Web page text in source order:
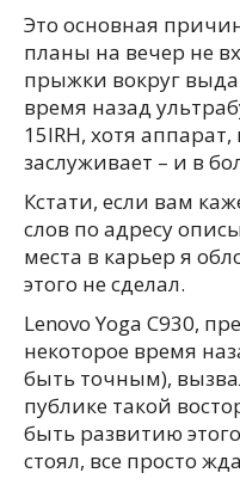
Это основная
планы на вечер не
прыжки вокруг
время назад
15IRH, хотя
заслуживает – и в
Кстати, если вам
слов по адресу
места в карьер я
этого не сделал.
Lenovo Yoga C930,
некоторое время
быть точным),
публике такой
быть развитию
стоял, все просто